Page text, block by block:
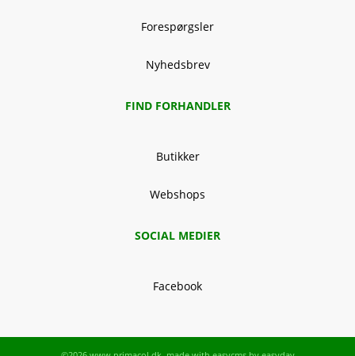
Forespørgsler
Nyhedsbrev
FIND FORHANDLER
Butikker
Webshops
SOCIAL MEDIER
Facebook